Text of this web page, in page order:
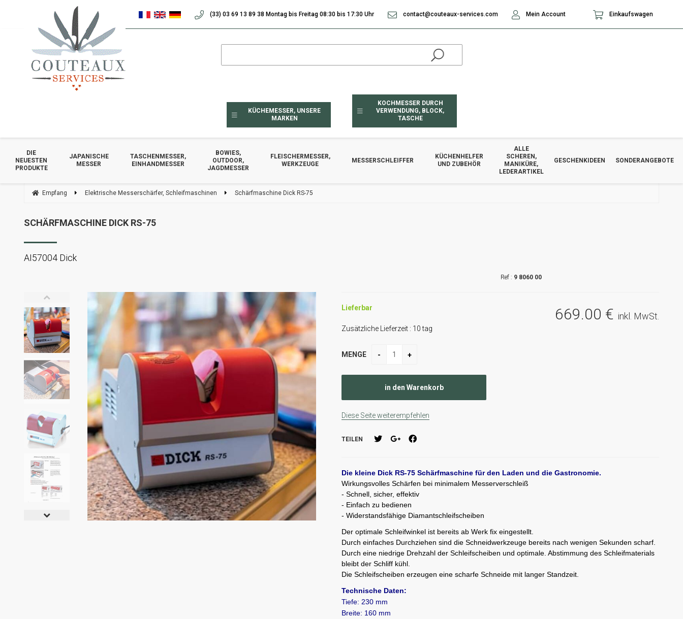
KÜCHEMESSER, UNSERE
MARKEN
KOCHMESSER DURCH
VERWENDUNG, BLOCK,
TASCHE
DIE
NEUESTEN
PRODUKTE
JAPANISCHE
MESSER
TASCHENMESSER,
EINHANDMESSER
BOWIES,
OUTDOOR,
JAGDMESSER
FLEISCHERMESSER,
WERKZEUGE
MESSERSCHLEIFFER
KÜCHENHELFER
UND ZUBEHÖR
ALLE
SCHEREN,
MANIKÜRE,
LEDERARTIKEL
GESCHENKIDEEN SONDERANGEBOTE
Empfang Elektrische Messerschärfer, Schleifmaschinen Schärfmaschine Dick RS-75
SCHÄRFMASCHINE DICK RS-75
AI57004 Dick
9 8060 00
669.00 € inkl. MwSt.
Lieferbar
Zusätzliche Lieferzeit : 10tag
MENGE
Diese Seite weiterempfehlen
TEILEN
Die kleine Dick RS-75 Schärfmaschine für den Laden und die Gastronomie.
Wirkungsvolles Schärfen bei minimalem Messerverschleiß
- Schnell, sicher, effektiv
- Einfach zu bedienen
- Widerstandsfähige Diamantschleifscheiben
Der optimale Schleifwinkel ist bereits ab Werk fix eingestellt.
Durch einfaches Durchziehen sind die Schneidwerkzeuge bereits nach wenigen Sekunden scharf.
Durch eine niedrige Drehzahl der Schleifscheiben und optimale. Abstimmung des Schleifmaterials
bleibt der Schliff kühl.
Die Schleifscheiben erzeugen eine scharfe Schneide mit langer Standzeit.
Technische Daten:
Tiefe: 230 mm
Breite: 160 mm
(33) 03 69 13 89 38 Montag bis Freitag 08:30 bis 17:30 Uhr contact@couteaux-services.com Mein Account Einkaufswagen